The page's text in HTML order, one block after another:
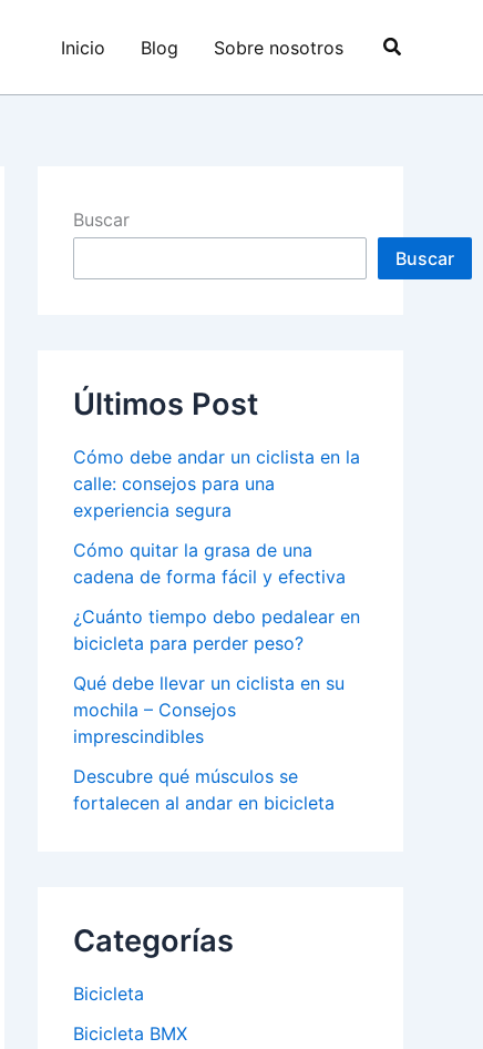
Inicio Blog Sobre nosotros Buscar
Buscar
Buscar
Últimos Post
Cómo debe andar un ciclista en la
calle: consejos para una
experiencia segura
Cómo quitar la grasa de una
cadena de forma fácil y efectiva
¿Cuánto tiempo debo pedalear en
bicicleta para perder peso?
Qué debe llevar un ciclista en su
mochila – Consejos
imprescindibles
Descubre qué músculos se
fortalecen al andar en bicicleta
Categorías
Bicicleta
Bicicleta BMX